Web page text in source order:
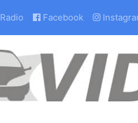
Radio Facebook